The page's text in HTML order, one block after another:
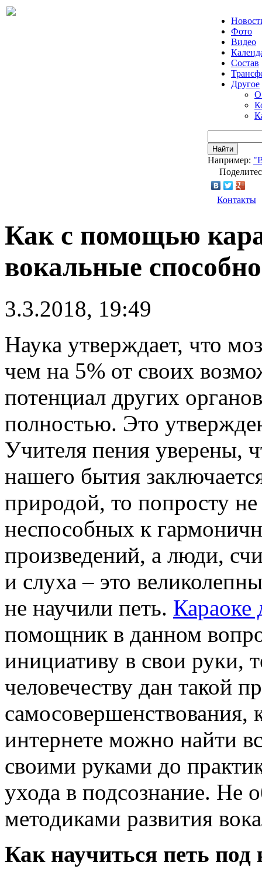
Фото
Видео
Состав
Другое
О
Найти
Например:
Контакты
Как с помощью
вокальные
3.3.2018, 19:49
Наука утверждает, что
чем на 5% от своих
потенциал других
полностью. Это
Учителя пения уверены,
нашего бытия
природой, то попросту
неспособных к
произведений, а люди,
и слуха – это
не научили петь. Караоке
помощник в данном
инициативу в свои руки,
человечеству дан такой
самосовершенствования,
интернете можно найти
своими руками до
ухода в подсознание. Не
методиками развития
Как научиться петь под